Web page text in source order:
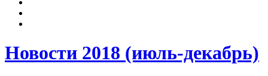
Новости 2018 (июль-декабрь)